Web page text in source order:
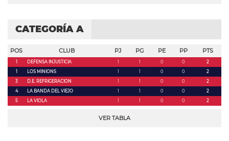
CATEGORÍA A
POS CLUB PJ PG PE PP PTS
1 DEFENSA INJUSTICIA 1 1 0 0
2
1
LOS MINIONS 1 1 0 0
2
3
D.E. REFRIGERACION 1 1 0 0
2
4
LA BANDA DEL VIEJO 1 1 0 0
2
5
LA VIOLA 1 1 0 0 2
VER TABLA